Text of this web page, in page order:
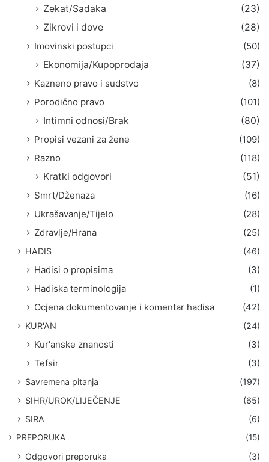
Zekat/Sadaka
(23)
Zikrovi i dove
(28)
Imovinski postupci
(50)
Ekonomija/Kupoprodaja
(37)
Kazneno pravo i sudstvo
(8)
Porodično pravo
(101)
Intimni odnosi/Brak
(80)
Propisi vezani za žene
(109)
Razno
(118)
Kratki odgovori
(51)
Smrt/Dženaza
(16)
Ukrašavanje/Tijelo
(28)
Zdravlje/Hrana
(25)
HADIS (46)
Hadisi o propisima
(3)
Hadiska terminologija
(1)
Ocjena dokumentovanje i komentar hadisa
(42)
KUR'AN (24)
Kur'anske znanosti
(3)
Tefsir
(3)
Savremena pitanja
(197)
SIHR/UROK/LIJEČENJE
(65)
SIRA
(6)
PREPORUKA (15)
Odgovori preporuka
(3)